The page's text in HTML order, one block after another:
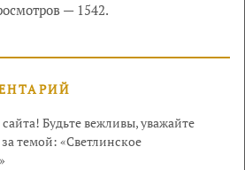
— 1542.
Будьте вежливы, уважайте
темой: «Светлинское